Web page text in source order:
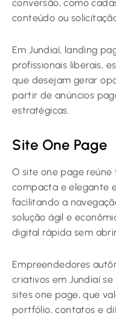
conversão, como
conteúdo ou
Em Jundiaí, landing
profissionais liberais,
que desejam gerar
partir de anúncios
estratégicas.
Site One Page
O site one page
compacta e elegante
facilitando a
solução ágil e
digital rápida sem
Empreendedores
criativos em Jundiaí
sites one page, que
portfólio, contatos e